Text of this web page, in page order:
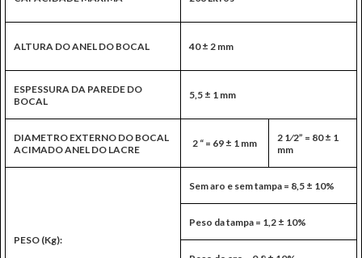
ALTURA DO ANEL DO BOCAL 40 ± 2 mm
ESPESSURA DA PAREDE DO
BOCAL
5,5 ± 1 mm
DIAMETRO EXTERNO DO BOCAL
ACIMADO ANEL DO LACRE
2 “ = 69 ± 1 mm
2 1⁄2” = 80 ± 1
mm
PESO (Kg):
Sem aro e sem tampa = 8,5 ± 10%
Peso da tampa = 1,2 ± 10%